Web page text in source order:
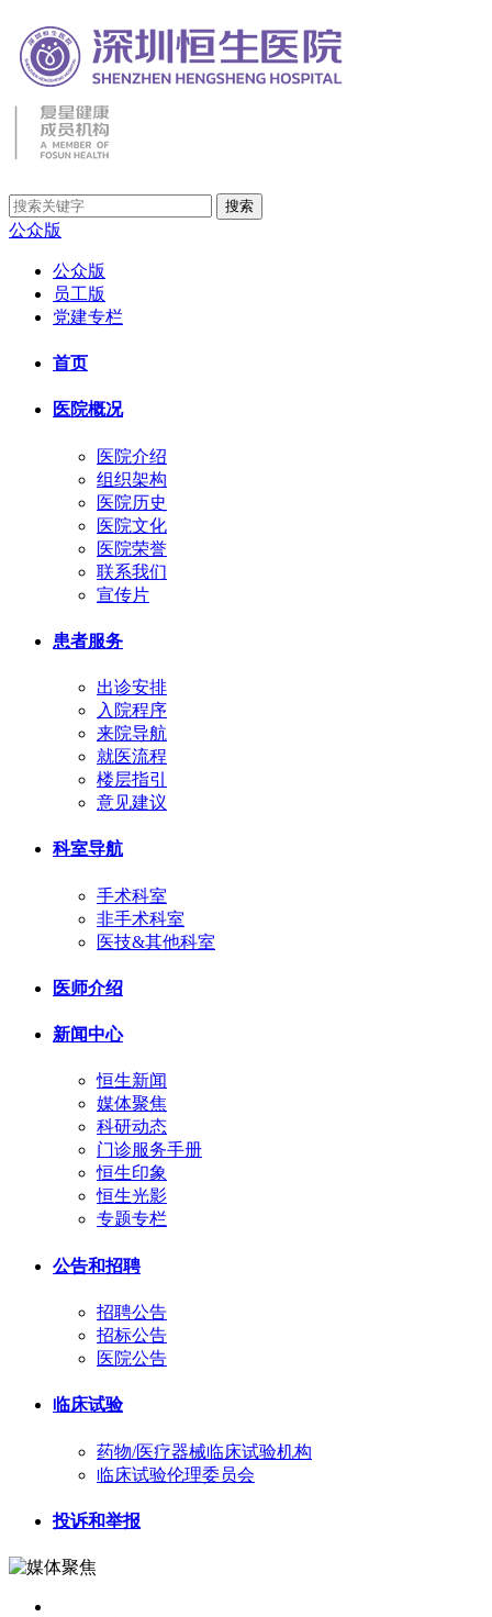
公众版
公众版
员工版
党建专栏
首页
医院概况
医院介绍
组织架构
医院历史
医院文化
医院荣誉
联系我们
宣传片
患者服务
出诊安排
入院程序
来院导航
就医流程
楼层指引
意见建议
科室导航
手术科室
非手术科室
医技&其他科室
医师介绍
新闻中心
恒生新闻
媒体聚焦
科研动态
门诊服务手册
恒生印象
恒生光影
专题专栏
公告和招聘
招聘公告
招标公告
医院公告
临床试验
药物/医疗器械临床试验机构
临床试验伦理委员会
投诉和举报